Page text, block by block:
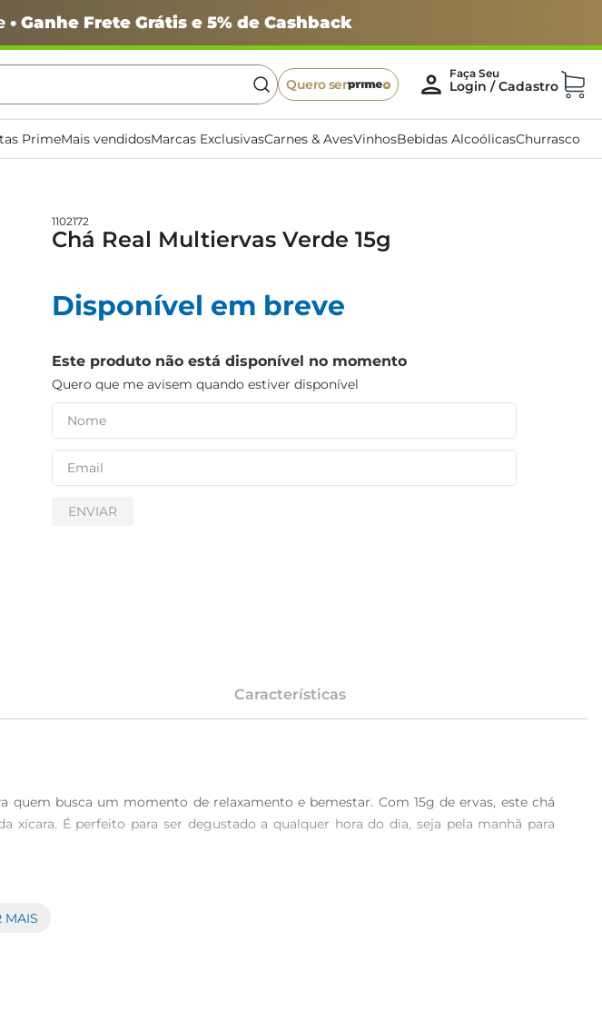
• Ganhe Frete Grátis e 5% de Cashback
Quero ser
PrimeMais vendidosMarcas ExclusivasCarnes & AvesVinhosBebidas AlcoólicasChurrasco
1102172
Chá Real Multiervas Verde 15g
Disponível em breve
Este produto não está disponível no momento
Quero que me avisem quando estiver disponível
ENVIAR
Características
quem busca um momento de relaxamento e bemestar. Com 15g de ervas, este chá
É perfeito para ser degustado a qualquer hora do dia, seja pela manhã para
um aroma agradável, tornando cada infusão um momento especial de conexão
torna o chá uma opção acessível para todos, independentemente da rotina.
MAIS